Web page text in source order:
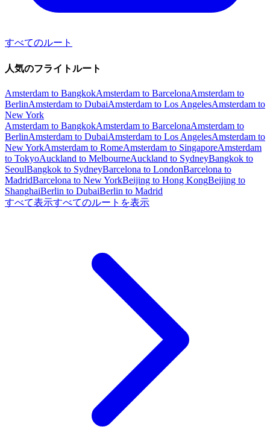
すべてのルート
人気のフライトルート
Amsterdam to BangkokAmsterdam to BarcelonaAmsterdam to
BerlinAmsterdam to DubaiAmsterdam to Los AngelesAmsterdam to
New York
Amsterdam to BangkokAmsterdam to BarcelonaAmsterdam to
BerlinAmsterdam to DubaiAmsterdam to Los AngelesAmsterdam to
New YorkAmsterdam to RomeAmsterdam to SingaporeAmsterdam
to TokyoAuckland to MelbourneAuckland to SydneyBangkok to
SeoulBangkok to SydneyBarcelona to LondonBarcelona to
MadridBarcelona to New YorkBeijing to Hong KongBeijing to
ShanghaiBerlin to DubaiBerlin to Madrid
すべて表示すべてのルートを表示